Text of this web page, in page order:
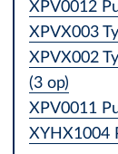
XPV0012
XPVX003
XPVX002
(3 op)
XPV0011
XYHX1004